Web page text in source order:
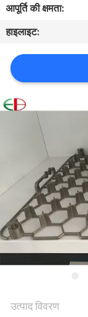
संपर्क
समाचार
विनती
करे
साइटमैप
नीति
आपूर्ति की क्षमता:
हाइलाइट:
उत्पाद विवरण